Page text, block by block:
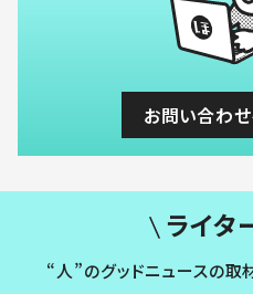
お問い合わ
ライタ
“人”のグッドニュースの取